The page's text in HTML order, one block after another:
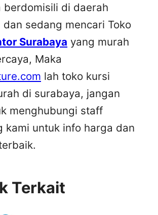
berdomisili di daerah
dan sedang mencari Toko
Surabaya yang murah
Maka
lah toko kursi
di surabaya, jangan
menghubungi staff
kami untuk info harga dan
Terkait